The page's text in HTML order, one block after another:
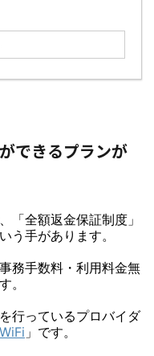
できるプランが
「全額返金保証制度」
う手があります。
務手数料・利用料金無
。
行っているプロバイダ
」です。